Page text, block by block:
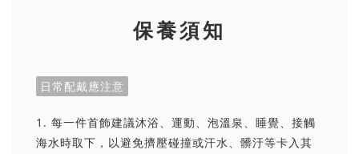
保養須知
日常配戴應注意
1. 每一件首飾建議沐浴、運動、泡溫泉、睡覺、接觸
海水時取下，以避免擠壓碰撞或汗水、髒汙等卡入其